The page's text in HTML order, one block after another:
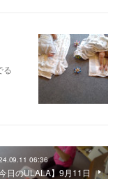
る
06:36
今日のULALA】9月11日